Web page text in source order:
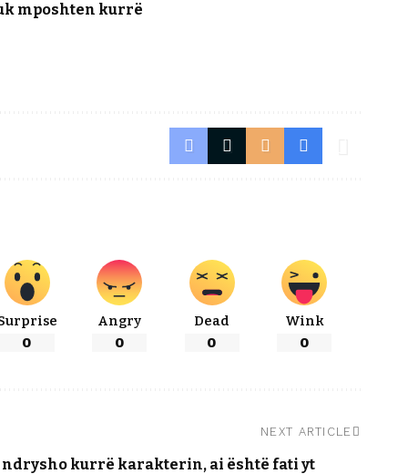
mposhten kurrë
0
Angry
0
Dead
0
Wink
0
NEXT ARTICLE
ndrysho kurrë karakterin, ai është fati yt